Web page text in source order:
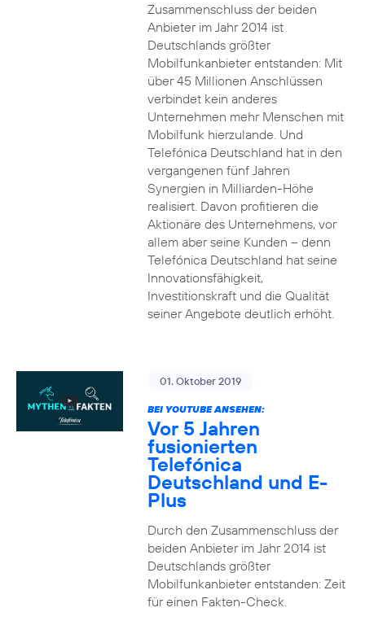
Zusammenschluss der beiden
Anbieter im Jahr 2014 ist
Deutschlands größter
Mobilfunkanbieter entstanden: Mit
über 45 Millionen Anschlüssen
verbindet kein anderes
Unternehmen mehr Menschen mit
Mobilfunk hierzulande. Und
Telefónica Deutschland hat in den
vergangenen fünf Jahren
Synergien in Milliarden-Höhe
realisiert. Davon profitieren die
Aktionäre des Unternehmens, vor
allem aber seine Kunden – denn
Telefónica Deutschland hat seine
Innovationsfähigkeit,
Investitionskraft und die Qualität
seiner Angebote deutlich erhöht.
01. Oktober 2019
BEI YOUTUBE ANSEHEN:
Vor 5 Jahren
fusionierten
Telefónica
Deutschland und E-
Plus
Durch den Zusammenschluss der
beiden Anbieter im Jahr 2014 ist
Deutschlands größter
Mobilfunkanbieter entstanden: Zeit
für einen Fakten-Check.